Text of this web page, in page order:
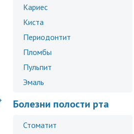
Кариес
Киста
Периодонтит
Пломбы
Пульпит
Эмаль
Болезни полости рта
Стоматит